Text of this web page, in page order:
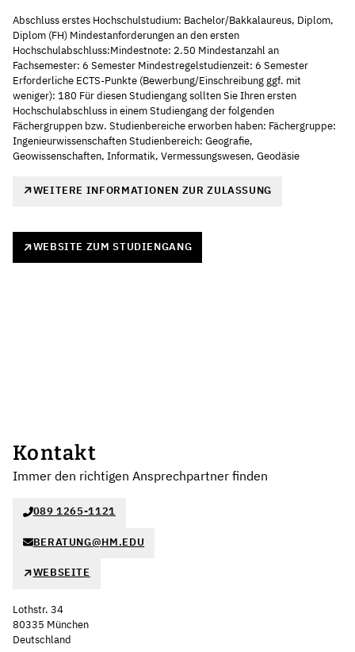
Abschluss erstes Hochschulstudium: Bachelor/Bakkalaureus, Diplom,
Diplom (FH) Mindestanforderungen an den ersten
Hochschulabschluss:Mindestnote: 2.50 Mindestanzahl an
Fachsemester: 6 Semester Mindestregelstudienzeit: 6 Semester
Erforderliche ECTS-Punkte (Bewerbung/Einschreibung ggf. mit
weniger): 180 Für diesen Studiengang sollten Sie Ihren ersten
Hochschulabschluss in einem Studiengang der folgenden
Fächergruppen bzw. Studienbereiche erworben haben: Fächergruppe:
Ingenieurwissenschaften Studienbereich: Geografie,
Geowissenschaften, Informatik, Vermessungswesen, Geodäsie
WEITERE INFORMATIONEN ZUR ZULASSUNG
WEBSITE ZUM STUDIENGANG
Kontakt
Immer den richtigen Ansprechpartner finden
089 1265-1121
BERATUNG@HM.EDU
WEBSEITE
Lothstr. 34
80335 München
Deutschland